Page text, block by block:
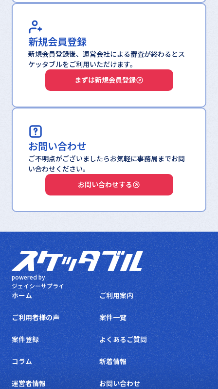
新規会員登録
新規会員登録後、運営会社による審査が終わるとス
ケッタブルをご利用いただけます。
まずは新規会員登録
お問い合わせ
ご不明点がございましたらお気軽に事務局までお問
い合わせください。
お問い合わせする
powered by
ジェイシーサプライ
ホーム ご利用案内
ご利用者様の声 案件一覧
案件登録 よくあるご質問
コラム 新着情報
運営者情報 お問い合わせ